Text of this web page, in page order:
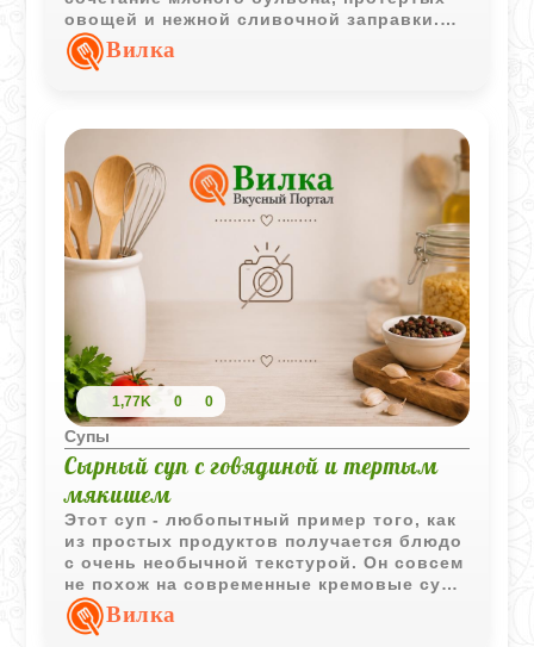
овощей и нежной сливочной заправки.
Благодаря добавлению яичных желтков
и сливок текстура блюда становится
Вилка
1,77K 0 0
Супы
Сырный суп с говядиной и тертым
мякишем
Этот суп - любопытный пример того, как
из простых продуктов получается блюдо
с очень необычной текстурой. Он совсем
не похож на современные кремовые супы
из плавленых сырков. Здесь всё честно:
насыщенный мясной бульон, пикантность
Вилка